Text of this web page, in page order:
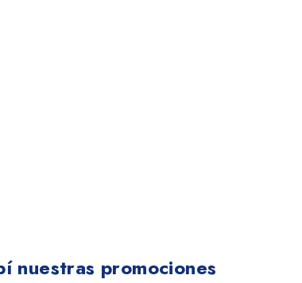
nuestras promociones